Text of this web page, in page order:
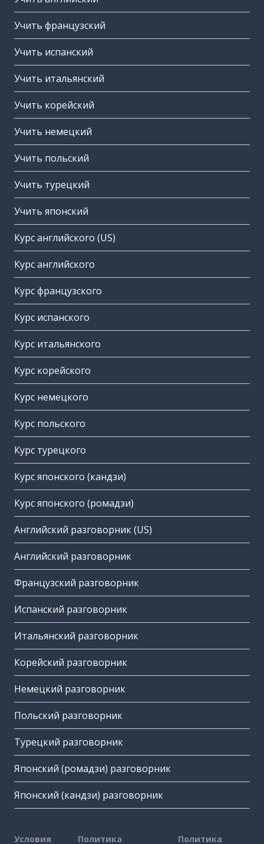
Учить французский
Учить испанский
Учить итальянский
Учить корейский
Учить немецкий
Учить польский
Учить турецкий
Учить японский
Курс английского (US)
Курс английского
Курс французского
Курс испанского
Курс итальянского
Курс корейского
Курс немецкого
Курс польского
Курс турецкого
Курс японского (кандзи)
Курс японского (ромадзи)
Английский разговорник (US)
Английский разговорник
Французский разговорник
Испанский разговорник
Итальянский разговорник
Корейский разговорник
Немецкий разговорник
Польский разговорник
Турецкий разговорник
Японский (ромадзи) разговорник
Японский (кандзи) разговорник
Условия Политика Политика